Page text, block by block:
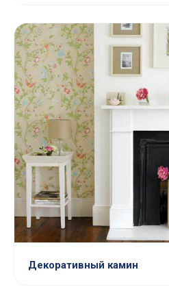
Декоративный камин